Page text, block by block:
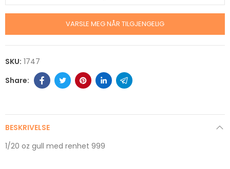
VARSLE MEG NÅR TILGJENGELIG
SKU: 1747
BESKRIVELSE
1/20 oz gull med renhet 999